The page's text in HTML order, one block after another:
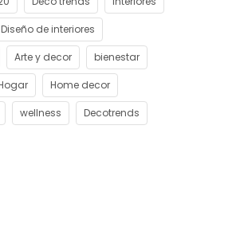
Diseño de interiores
Arte y decor bienestar
Home decor
wellness Decotrends